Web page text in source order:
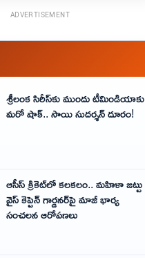
ADVERTISEMENT
శ్రీలంక సిరీస్‌కు ముందు టీమిండియాకు
మరో షాక్‌.. సాయి సుదర్శన్‌ దూరం!
ఆసీస్ క్రికెట్‌లో కలకలం.. మహిళా జట్టు
వైస్ కెప్టెన్ గార్డనర్‌పై మాజీ భార్య
సంచలన ఆరోపణలు